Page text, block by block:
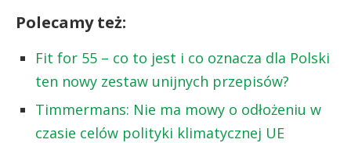
Polecamy też:
Fit for 55 – co to jest i co oznacza dla Polski
ten nowy zestaw unijnych przepisów?
Timmermans: Nie ma mowy o odłożeniu w
czasie celów polityki klimatycznej UE